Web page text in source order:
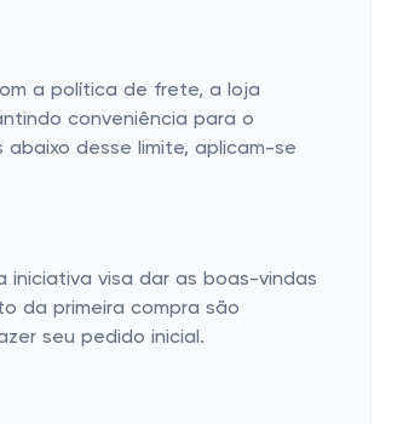
a política de frete, a loja
conveniência para o
desse limite, aplicam-se
iniciativa visa dar as boas-vindas
da primeira compra são
seu pedido inicial.